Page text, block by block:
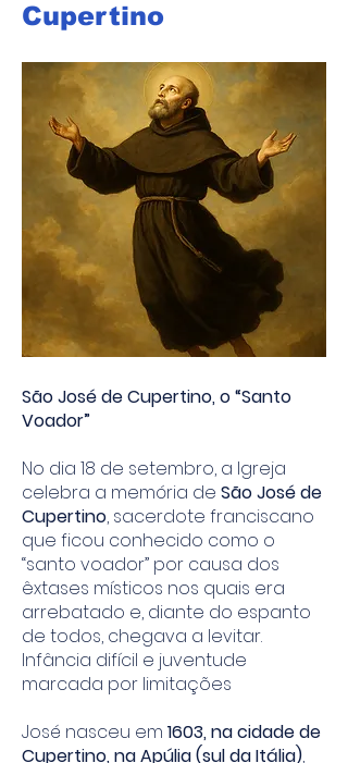
Cupertino
São José de Cupertino, o “Santo
Voador”
No dia 18 de setembro, a Igreja
celebra a memória de São José de
Cupertino, sacerdote franciscano
que ficou conhecido como o
“santo voador” por causa dos
êxtases místicos nos quais era
arrebatado e, diante do espanto
de todos, chegava a levitar.
Infância difícil e juventude
marcada por limitações
José nasceu em 1603, na cidade de
Cupertino, na Apúlia (sul da Itália),